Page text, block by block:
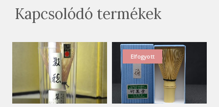
Kapcsolódó termékek
Elfogyott